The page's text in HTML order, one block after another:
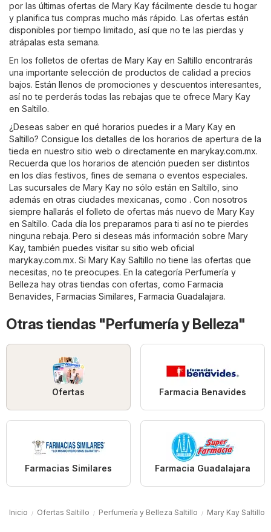
por las últimas ofertas de Mary Kay fácilmente desde tu hogar
y planifica tus compras mucho más rápido. Las ofertas están
disponibles por tiempo limitado, así que no te las pierdas y
atrápalas esta semana.
En los folletos de ofertas de Mary Kay en Saltillo encontrarás
una importante selección de productos de calidad a precios
bajos. Están llenos de promociones y descuentos interesantes,
así no te perderás todas las rebajas que te ofrece Mary Kay
en Saltillo.
¿Deseas saber en qué horarios puedes ir a Mary Kay en
Saltillo? Consigue los detalles de los horarios de apertura de la
tieda en nuestro sitio web o directamente en marykay.com.mx.
Recuerda que los horarios de atención pueden ser distintos
en los días festivos, fines de semana o eventos especiales.
Las sucursales de Mary Kay no sólo están en Saltillo, sino
además en otras ciudades mexicanas, como . Con nosotros
siempre hallarás el folleto de ofertas más nuevo de Mary Kay
en Saltillo. Cada día los preparamos para ti así no te pierdes
ninguna rebaja. Pero si deseas más información sobre Mary
Kay, también puedes visitar su sitio web oficial
marykay.com.mx. Si Mary Kay Saltillo no tiene las ofertas que
necesitas, no te preocupes. En la categoría Perfumería y
Belleza hay otras tiendas con ofertas, como Farmacia
Benavides Farmacias Similares Farmacia Guadalajara.
Otras tiendas "Perfumería y Belleza"
Ofertas Farmacia Benavides
Farmacias Similares Farmacia Guadalajara
Inicio Ofertas Saltillo Perfumería y Belleza Saltillo Mary Kay Saltillo